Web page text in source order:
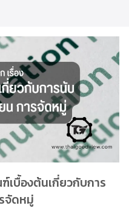
เบื้องต้นเกี่ยวกับการ
จัดหมู่